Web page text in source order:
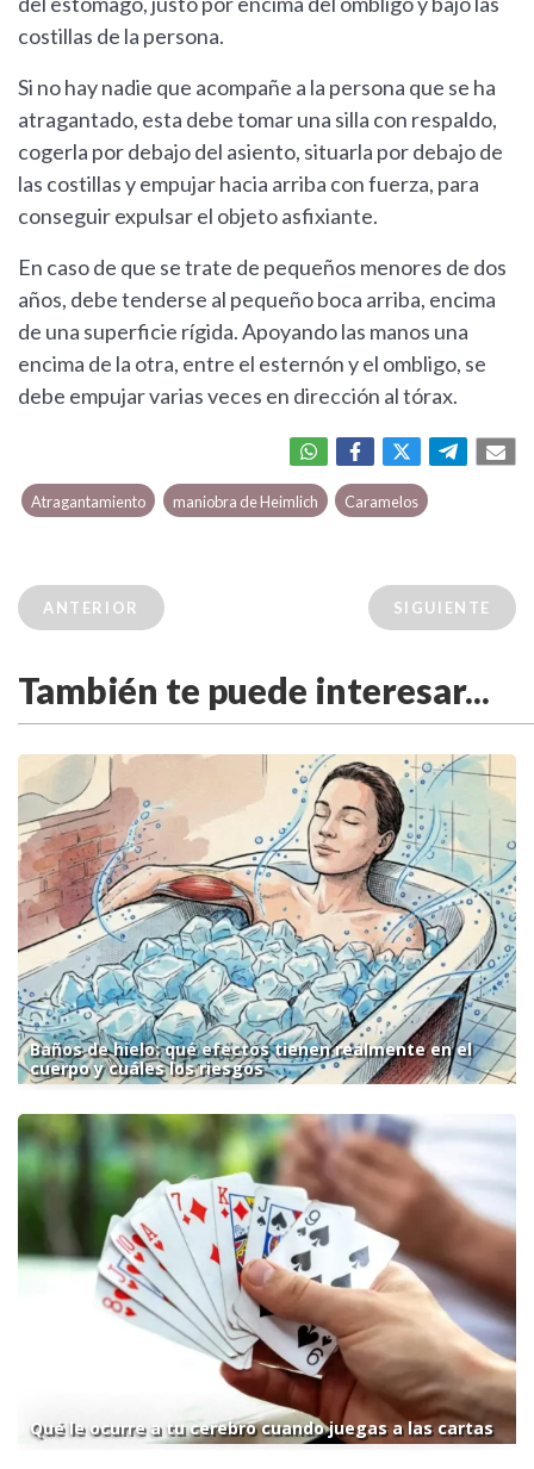
costillas de la persona.
Si no hay nadie que acompañe a la persona que se ha
atragantado, esta debe tomar una silla con respaldo,
cogerla por debajo del asiento, situarla por debajo de
las costillas y empujar hacia arriba con fuerza, para
conseguir expulsar el objeto asfixiante.
En caso de que se trate de pequeños menores de dos
años, debe tenderse al pequeño boca arriba, encima
de una superficie rígida. Apoyando las manos una
encima de la otra, entre el esternón y el ombligo, se
debe empujar varias veces en dirección al tórax.
Atragantamiento maniobra de Heimlich Caramelos
ANTERIOR SIGUIENTE
También te puede interesar...
Baños de hielo: qué efectos tienen realmente en el
cuerpo y cuáles los riesgos
Qué le ocurre a tu cerebro cuando juegas a las cartas